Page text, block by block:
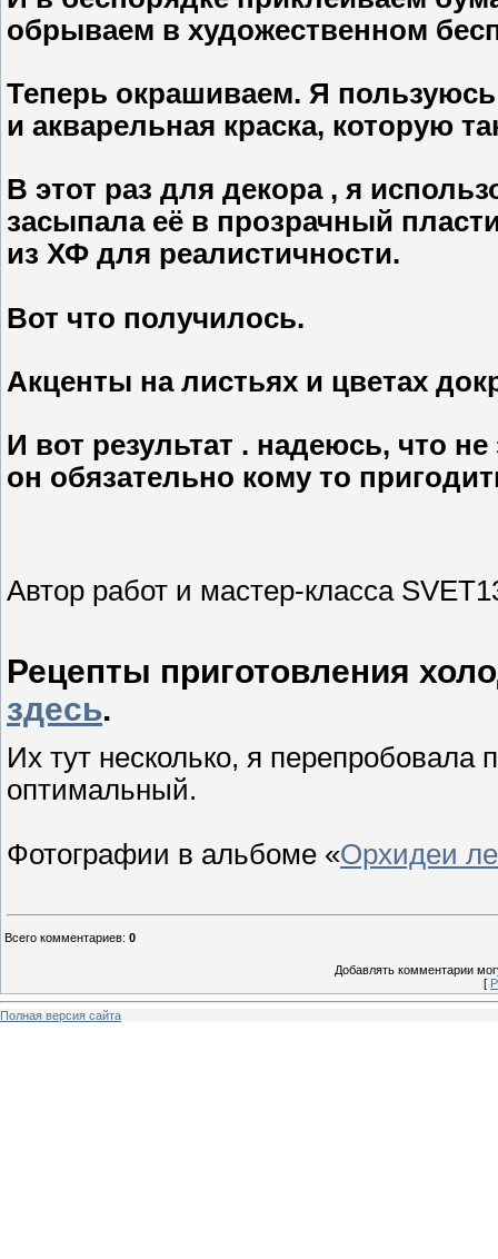
обрываем в художественном
Теперь окрашиваем. Я
и акварельная краска, которую
В этот раз для декора , я
засыпала её в прозрачный
из ХФ для реалистичности.
Вот что получилось.
Акценты на листьях и цветах
И вот результат . надеюсь, что
он обязательно кому то
Автор работ и мастер-класса
Рецепты приготовления
здесь.
Их тут несколько, я перепробовала
оптимальный.
Фотографии в альбоме «Орхидеи
Всего комментариев: 0
Добавлять комментарии
[
Полная версия сайта